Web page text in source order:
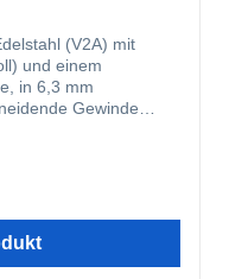
(V2A) mit
und einem
in 6,3 mm
mm vorbohren).
mm, 38 mm, 50mm,